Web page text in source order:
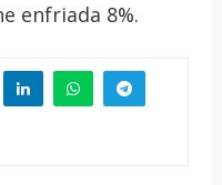
enfriada 8%.